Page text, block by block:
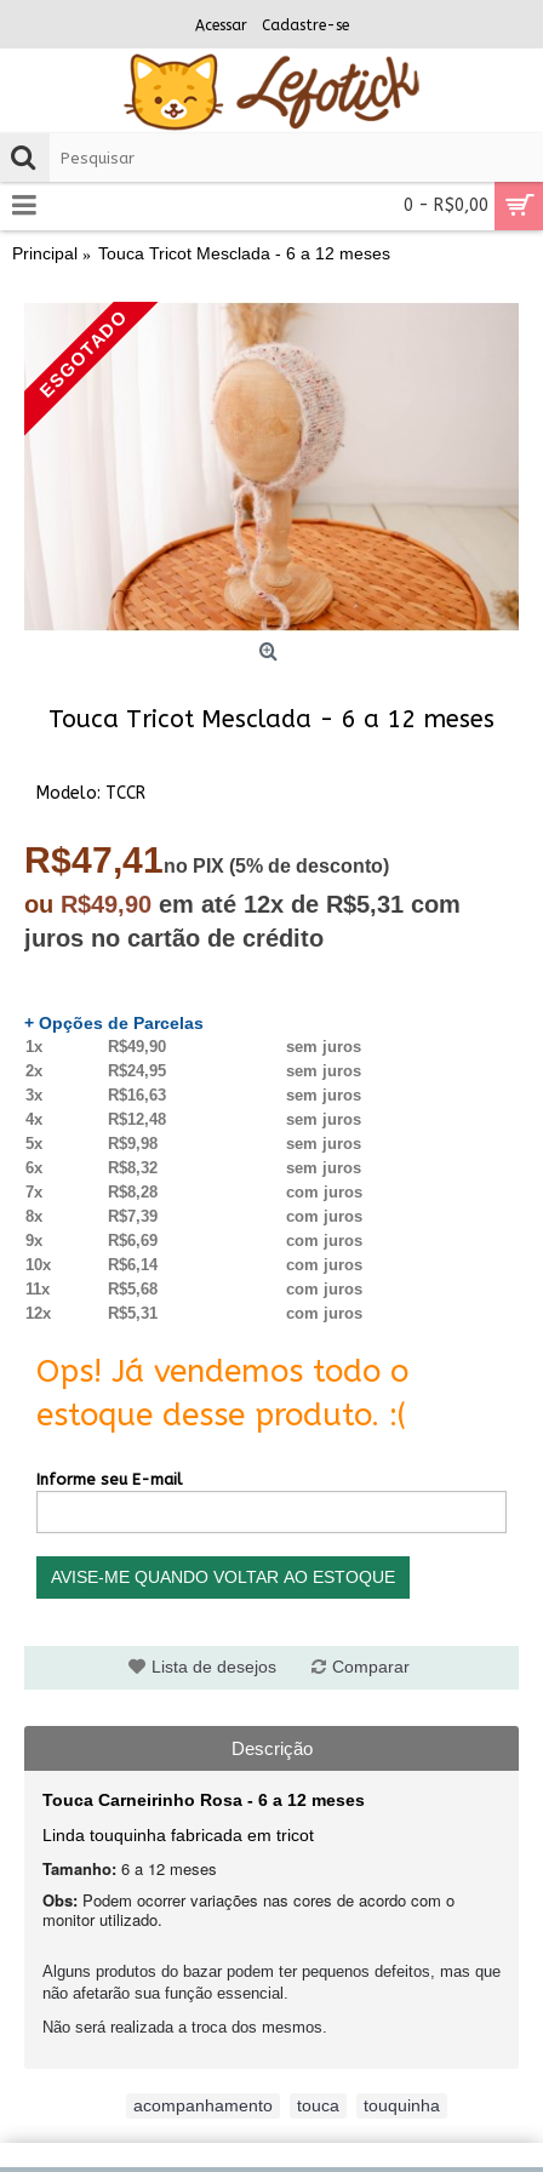
Acessar Cadastre-se
0 - R$0,00
Principal Touca Tricot Mesclada - 6 a 12 meses
ESGOTADO
Touca Tricot Mesclada - 6 a 12 meses
Modelo: TCCR
R$47,41no PIX (5% de desconto)
ou R$49,90 em até 12x de R$5,31 com
juros no cartão de crédito
+ Opções de Parcelas
1x R$49,90
sem juros
2x
R$24,95
sem juros
3x
R$16,63
sem juros
4x
R$12,48
sem juros
5x
R$9,98
sem juros
6x
R$8,32
sem juros
7x
R$8,28
com juros
8x
R$7,39
com juros
9x
R$6,69
com juros
10x
R$6,14
com juros
11x
R$5,68
com juros
12x
R$5,31 com juros
Ops! Já vendemos todo o
estoque desse produto. :(
Informe seu E-mail
AVISE-ME QUANDO VOLTAR AO ESTOQUE
Lista de desejos Comparar
Descrição
Touca Carneirinho Rosa - 6 a 12 meses
Linda touquinha fabricada em tricot
Tamanho: 6 a 12 meses
Obs: Podem ocorrer variações nas cores de acordo com o
monitor utilizado.
Alguns produtos do bazar podem ter pequenos defeitos, mas que
não afetarão sua função essencial.
Não será realizada a troca dos mesmos.
acompanhamento touca touquinha